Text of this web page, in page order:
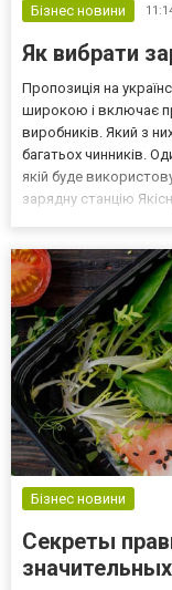
Бізнес новини
Як вибрати
Пропозиція на
широкою і включає
виробників. Який з
багатьох чинників.
якій буде
зарядну станцію
Бізнес новини
Секреты